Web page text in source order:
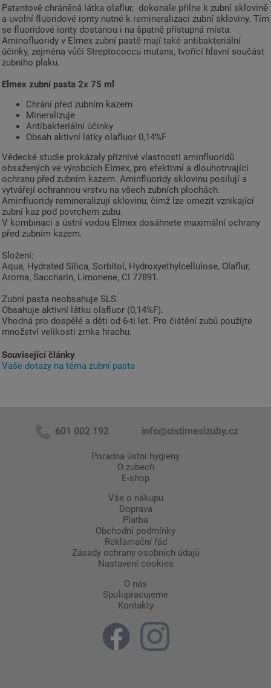
Patentově chráněná látka olaflur, dokonale přilne k zubní sklovině
a uvolní fluoridové ionty nutné k remineralizaci zubní skloviny. Tím
se fluoridové ionty dostanou i na špatně přístupná místa.
Aminofluoridy v Elmex zubní pastě mají také antibakteriální
účinky, zejména vůči Streptococcu mutans, tvořící hlavní součást
zubního plaku.
Elmex zubní pasta 2x 75 ml
Chrání před zubním kazem
Mineralizuje
Antibakteriální účinky
Obsah aktivní látky olafluor 0,14%F
Vědecké studie prokázaly příznivé vlastnosti aminfluoridů
obsažených ve výrobcích Elmex, pro efektivní a dlouhotrvající
ochranu před zubním kazem. Aminfluoridy sklovinu posilují a
vytvářejí ochrannou vrstvu na všech zubních plochách.
Aminfluoridy remineralizují sklovinu, čímž lze omezit vznikající
zubní kaz pod povrchem zubu.
V kombinaci s ústní vodou Elmex dosáhnete maximální ochrany
před zubním kazem.
Složení:
Aqua, Hydrated Silica, Sorbitol, Hydroxyethylcellulose, Olaflur,
Aroma, Saccharin, Limonene, CI 77891.
Zubní pasta neobsahuje SLS.
Obsahuje aktivní látku olafluor (0,14%F).
Vhodná pro dospělé a děti od 6-ti let. Pro čištění zubů použijte
množství velikosti zrnka hrachu.
Související články
Vaše dotazy na téma zubní pasta
601 002 192 info@cistimesizuby.cz
Poradna ústní hygieny
O zubech
E-shop
Vše o nákupu
Doprava
Platba
Obchodní podmínky
Reklamační řád
Zásady ochrany osobních údajů
Nastavení cookies
O nás
Spolupracujeme
Kontakty